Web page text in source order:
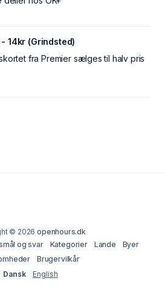
14kr (Grindsted)
fra Premier sælges til halv pris
© 2026openhours.dk
og svar Kategorier Lande
Byer
Brugervilkår
Dansk
English